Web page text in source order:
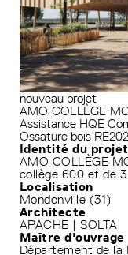
nouveau projet
AMO COLLÈGE
Assistance HQE
Ossature bois
Identité du projet
AMO COLLÈGE
collège 600 et de
Localisation
Mondonville (31)
Architecte
APACHE | SOLTA
Maître d'ouvrage
Département de la